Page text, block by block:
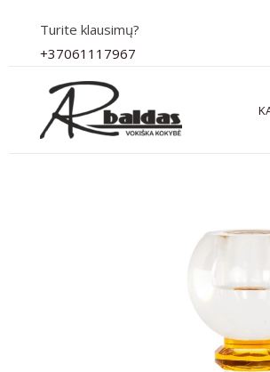
turinio
Turite klausimų?
+37061117967